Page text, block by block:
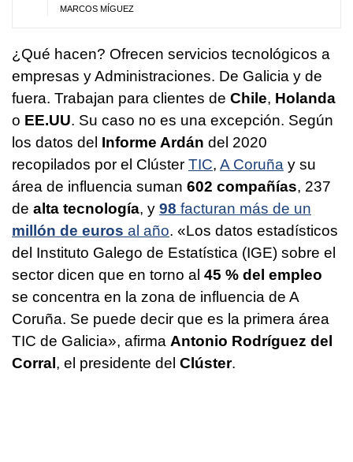
MARCOS MÍGUEZ
¿Qué hacen? Ofrecen servicios tecnológicos a
empresas y Administraciones. De Galicia y de
fuera. Trabajan para clientes de Chile, Holanda
o EE.UU. Su caso no es una excepción. Según
los datos del Informe Ardán del 2020
recopilados por el Clúster TIC, A Coruña y su
área de influencia suman 602 compañías, 237
de alta tecnología, y 98 facturan más de un
millón de euros al año. «Los datos estadísticos
del Instituto Galego de Estatística (IGE) sobre el
sector dicen que en torno al 45 % del empleo
se concentra en la zona de influencia de A
Coruña. Se puede decir que es la primera área
TIC de Galicia», afirma Antonio Rodríguez del
Corral , el presidente del Clúster.